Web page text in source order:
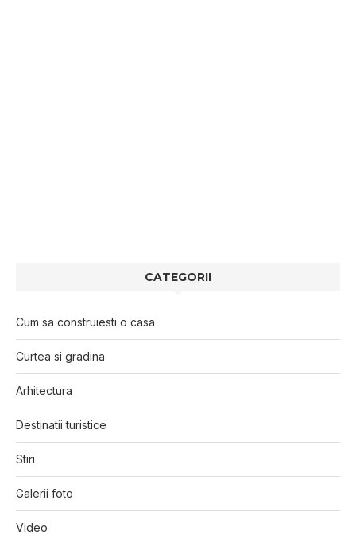
CATEGORII
Cum sa construiesti o casa
Curtea si gradina
Arhitectura
Destinatii turistice
Stiri
Galerii foto
Video